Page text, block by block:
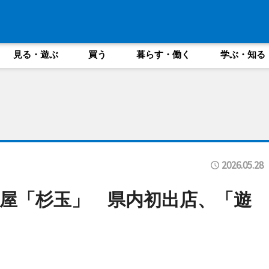
見る・遊ぶ 買う 暮らす・働く 学ぶ・知る
2026.05.28
「杉玉」 県内初出店、「遊